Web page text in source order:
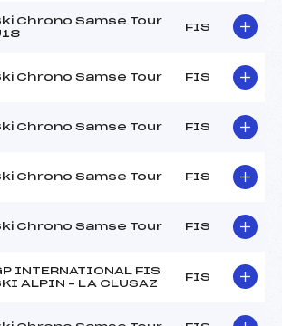
Chrono Samse Tour
FIS
Chrono Samse Tour FIS
Chrono Samse Tour FIS
Chrono Samse Tour FIS
Chrono Samse Tour FIS
INTERNATIONAL FIS
ALPIN – LA CLUSAZ
FIS